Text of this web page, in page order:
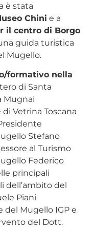
è stata
Chini e a
il centro di Borgo
guida turistica
Mugello.
formativo nella
di Santa
Mugnai
Vetrina Toscana
Stefano
al Turismo
Federico
principali
dell’ambito del
Piani
del Mugello IGP e
del Dott.